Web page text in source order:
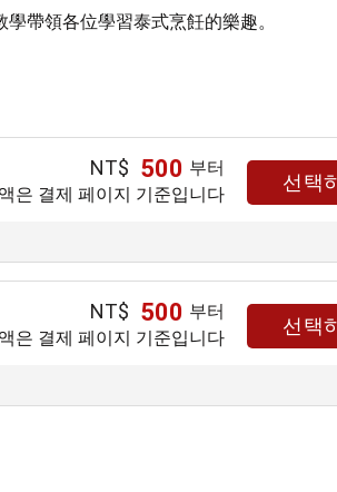
帶領各位學習泰式烹飪的樂趣。
NT$ 500 부터
은 결제 페이지 기준입니다
선택
NT$ 500 부터
은 결제 페이지 기준입니다
선택